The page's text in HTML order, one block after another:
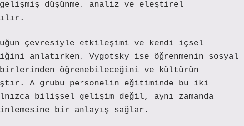
gelişmiş düşünme, analiz ve eleştirel
çevresiyle etkileşimi ve kendi içsel
anlatırken, Vygotsky ise öğrenmenin sosyal
öğrenebileceğini ve kültürün
A grubu personelin eğitiminde bu iki
bilişsel gelişim değil, aynı zamanda
bir anlayış sağlar.